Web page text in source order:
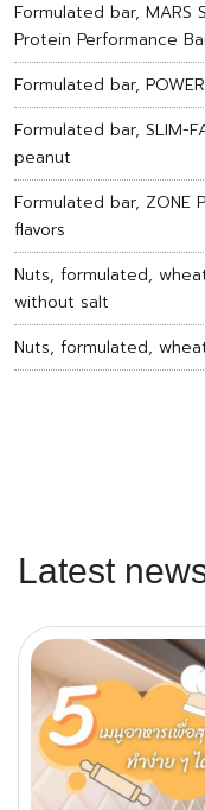
Formulated bar, MARS
Protein Performance
Formulated bar,
Formulated bar, SLIM-
peanut
Formulated bar, ZONE
flavors
Nuts, formulated,
without salt
Nuts, formulated,
Latest